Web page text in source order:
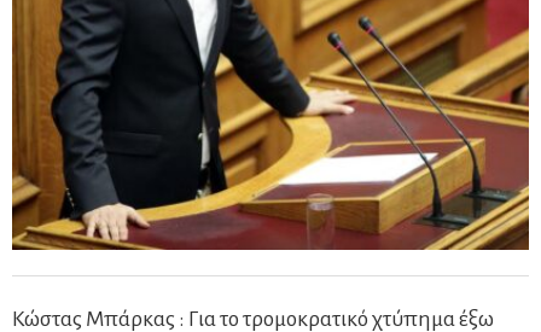
Κώστας Μπάρκας : Για το τρομοκρατικό χτύπημα έξω